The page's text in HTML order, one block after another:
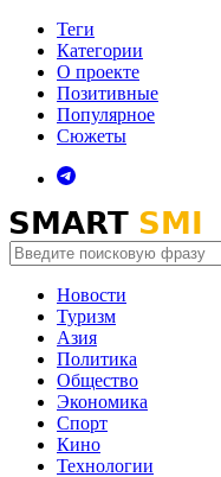
Теги
Категории
О проекте
Позитивные
Популярное
Сюжеты
Новости
Туризм
Азия
Политика
Общество
Экономика
Спорт
Кино
Технологии